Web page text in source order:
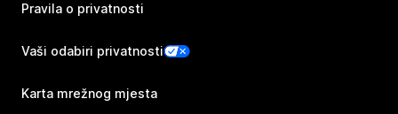
Pravila o privatnosti
Vaši odabiri privatnosti
Karta mrežnog mjesta